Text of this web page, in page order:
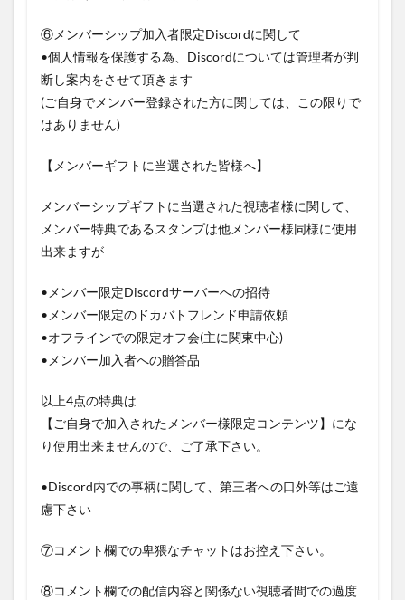
⑥メンバーシップ加入者限定Discordに関して
•個人情報を保護する為、Discordについては管理者が判
断し案内をさせて頂きます
(ご自身でメンバー登録された方に関しては、この限りで
はありません)
【メンバーギフトに当選された皆様へ】
メンバーシップギフトに当選された視聴者様に関して、
メンバー特典であるスタンプは他メンバー様同様に使用
出来ますが
•メンバー限定Discordサーバーへの招待
•メンバー限定のドカバトフレンド申請依頼
•オフラインでの限定オフ会(主に関東中心)
•メンバー加入者への贈答品
以上4点の特典は
【ご自身で加入されたメンバー様限定コンテンツ】にな
り使用出来ませんので、ご了承下さい。
•Discord内での事柄に関して、第三者への口外等はご遠
慮下さい
⑦コメント欄での卑猥なチャットはお控え下さい。
⑧コメント欄での配信内容と関係ない視聴者間での過度